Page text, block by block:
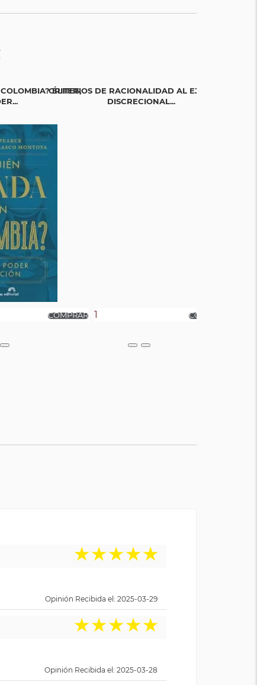
ÉLITES,
CRITERIOS DE RACIONALIDAD AL EJERCICIO
DISCRECIONAL...
★★★★★
Opinión Recibida el: 2025-03-29
★★★★★
Opinión Recibida el: 2025-03-28